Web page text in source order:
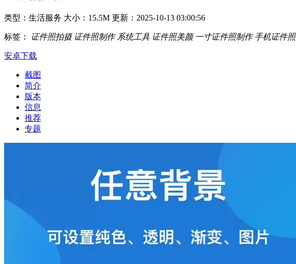
类型：生活服务 大小：15.5M 更新：2025-10-13 03:00:56
标签： 证件照拍摄 证件照制作 系统工具 证件照美颜 一寸证件照制作 手机证件照
安卓下载
截图
简介
版本
信息
推荐
专题